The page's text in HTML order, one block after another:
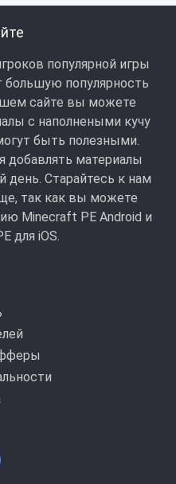
популярной игры
популярность
сайте вы можете
с наполнеными кучу
быть полезными.
добавлять материалы
Старайтесь к нам
так как вы можете
Minecraft PE Android и
для iOS.